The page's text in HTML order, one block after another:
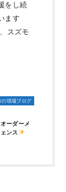
をし続
ます
スズモ
の現場ブログ
ーダーメ
ンス